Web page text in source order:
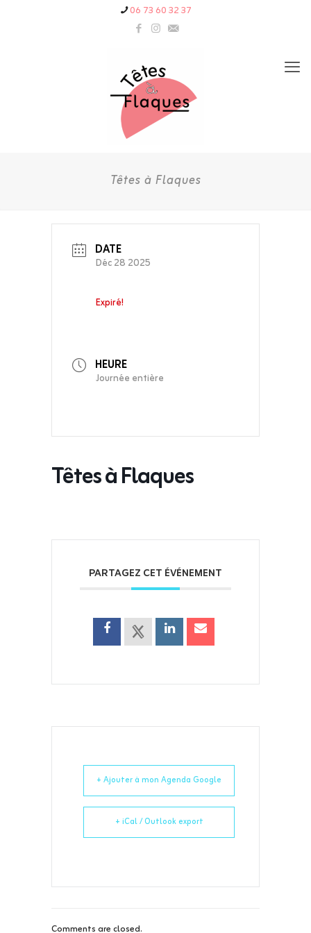
06 73 60 32 37
Têtes à Flaques
DATE
Déc 28 2025
Expiré!
HEURE
Journée entière
Têtes à Flaques
PARTAGEZ CET ÉVÉNEMENT
+ Ajouter à mon Agenda Google
+ iCal / Outlook export
Comments are closed.